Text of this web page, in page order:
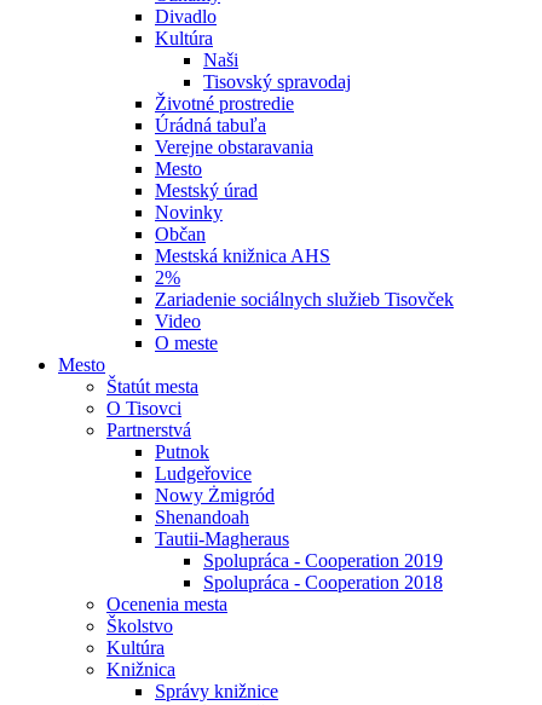
Divadlo
Kultúra
Naši
Tisovský spravodaj
Životné prostredie
Úrádná tabuľa
Verejne obstaravania
Mesto
Mestský úrad
Novinky
Občan
Mestská knižnica AHS
2%
Zariadenie sociálnych služieb Tisovček
Video
O meste
Mesto
Štatút mesta
O Tisovci
Partnerstvá
Putnok
Ludgeřovice
Nowy Żmigród
Shenandoah
Tautii-Magheraus
Spolupráca - Cooperation 2019
Spolupráca - Cooperation 2018
Ocenenia mesta
Školstvo
Kultúra
Knižnica
Správy knižnice